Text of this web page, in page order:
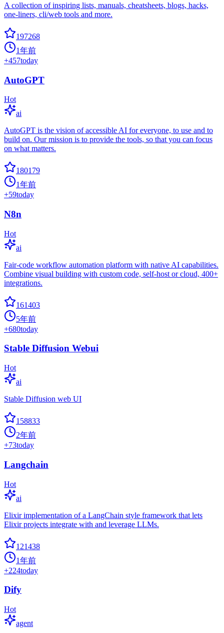
A collection of inspiring lists, manuals, cheatsheets, blogs, hacks,
one-liners, cli/web tools and more.
197268
1年前
+457today
AutoGPT
Hot
ai
AutoGPT is the vision of accessible AI for everyone, to use and to
build on. Our mission is to provide the tools, so that you can focus
on what matters.
180179
1年前
+59today
N8n
Hot
ai
Fair-code workflow automation platform with native AI capabilities.
Combine visual building with custom code, self-host or cloud, 400+
integrations.
161403
5年前
+680today
Stable Diffusion Webui
Hot
ai
Stable Diffusion web UI
158833
2年前
+73today
Langchain
Hot
ai
Elixir implementation of a LangChain style framework that lets
Elixir projects integrate with and leverage LLMs.
121438
1年前
+224today
Dify
Hot
agent